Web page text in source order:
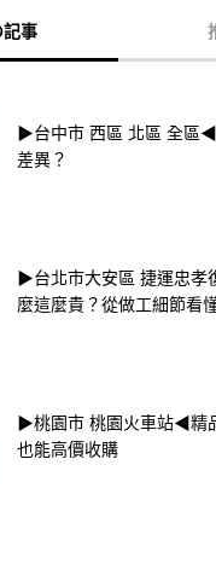
記事
▶台中市 西區 北區 全區
差異？
▶台北市大安區 捷運忠孝
麼這麼貴？從做工細節看
▶桃園市 桃園火車站◀精
也能高價收購